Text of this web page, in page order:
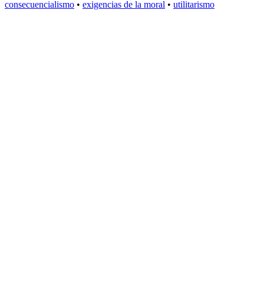
consecuencialismo • exigencias de la moral • utilitarismo